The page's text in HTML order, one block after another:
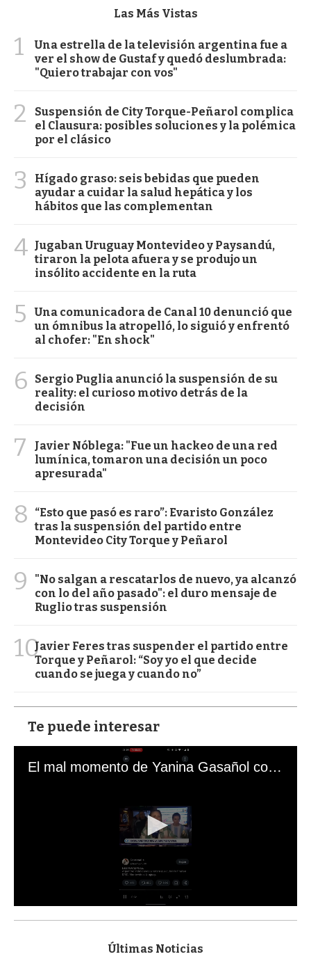
Las Más Vistas
1
Una estrella de la televisión argentina fue a
ver el show de Gustaf y quedó deslumbrada:
"Quiero trabajar con vos"
2
Suspensión de City Torque-Peñarol complica
el Clausura: posibles soluciones y la polémica
por el clásico
3
Hígado graso: seis bebidas que pueden
ayudar a cuidar la salud hepática y los
hábitos que las complementan
4 Jugaban Uruguay Montevideo y Paysandú,
tiraron la pelota afuera y se produjo un
insólito accidente en la ruta
5
Una comunicadora de Canal 10 denunció que
un ómnibus la atropelló, lo siguió y enfrentó
al chofer: "En shock"
6
Sergio Puglia anunció la suspensión de su
reality: el curioso motivo detrás de la
decisión
7
Javier Nóblega: "Fue un hackeo de una red
lumínica, tomaron una decisión un poco
apresurada"
8
“Esto que pasó es raro”: Evaristo González
tras la suspensión del partido entre
Montevideo City Torque y Peñarol
9
"No salgan a rescatarlos de nuevo, ya alcanzó
con lo del año pasado": el duro mensaje de
Ruglio tras suspensión
10Javier Feres tras suspender el partido entre
Torque y Peñarol: “Soy yo el que decide
cuando se juega y cuando no”
Te puede interesar
El mal momento de Yanina Gasañol con un hincha argentino en "Subrayado"
s
Últimas Noticias